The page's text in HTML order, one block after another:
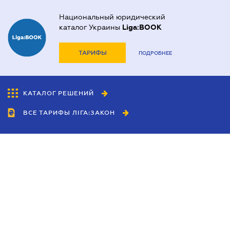
Национальный юридический
каталог Украины Liga:BOOK
ТАРИФЫ ПОДРОБНЕЕ
КАТАЛОГ РЕШЕНИЙ
ВСЕ ТАРИФЫ ЛІГА:ЗАКОН